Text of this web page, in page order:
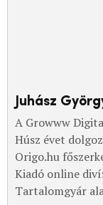
Juhász
A Growww
Húsz évet
Origo.hu
Kiadó online
Tartalomgyár